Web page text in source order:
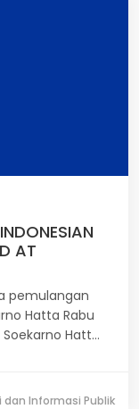
AT
pemulangan
Hatta Rabu
Hatta
Ani
dan Informasi Publik